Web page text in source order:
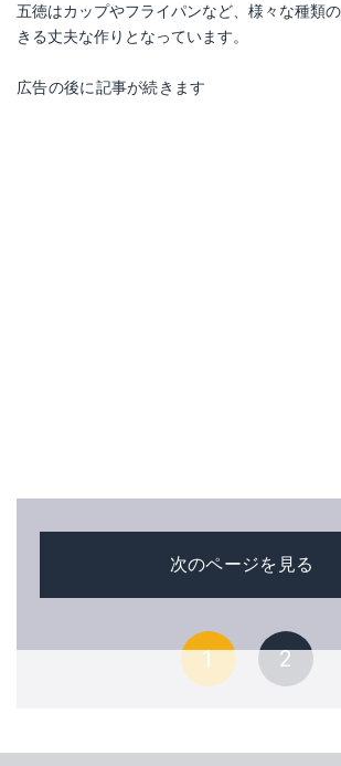
五徳はカップやフライパンなど、様々な種類
きる丈夫な作りとなっています。
広告の後に記事が続きます
次のページを見る
1 2